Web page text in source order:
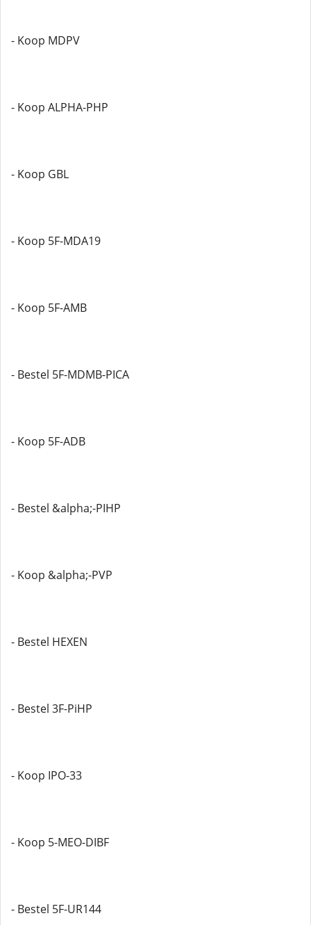
- Koop MDPV
- Koop ALPHA-PHP
- Koop GBL
- Koop 5F-MDA19
- Koop 5F-AMB
- Bestel 5F-MDMB-PICA
- Koop 5F-ADB
- Bestel &alpha;-PIHP
- Koop &alpha;-PVP
- Bestel HEXEN
- Bestel 3F-PiHP
- Koop IPO-33
- Koop 5-MEO-DIBF
- Bestel 5F-UR144